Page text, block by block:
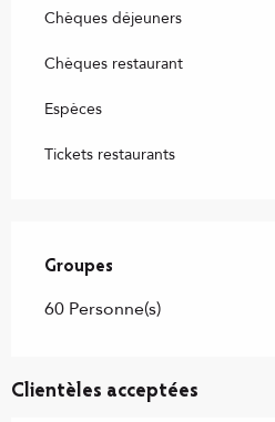
Chèques déjeuners
Chèques restaurant
Espèces
Tickets restaurants
Groupes
Groupes
60 Personne(s)
Clientèles acceptées